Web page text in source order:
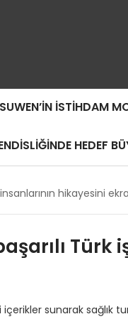
SUWEN’IN İSTIHDAM
HEDEF
hikayesini
Türk
sunarak sağlık